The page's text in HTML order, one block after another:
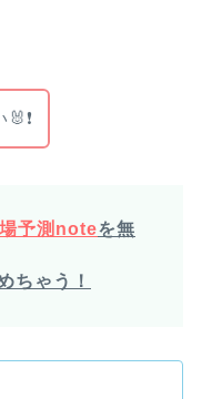
予測noteを無
ちゃう！